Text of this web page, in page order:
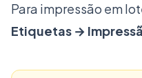
Para impressão em
Etiquetas →